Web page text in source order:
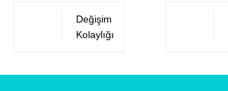
Değişim
Kolaylığı